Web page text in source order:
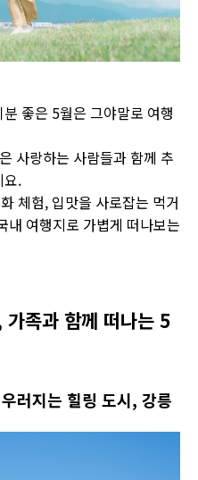
좋은 5월은 그야말로 여행
사랑하는 사람들과 함께 추
요.
체험, 입맛을 사로잡는 먹거
내 여행지로 가볍게 떠나보는
가족과 함께 떠나는 5
러지는 힐링 도시, 강릉